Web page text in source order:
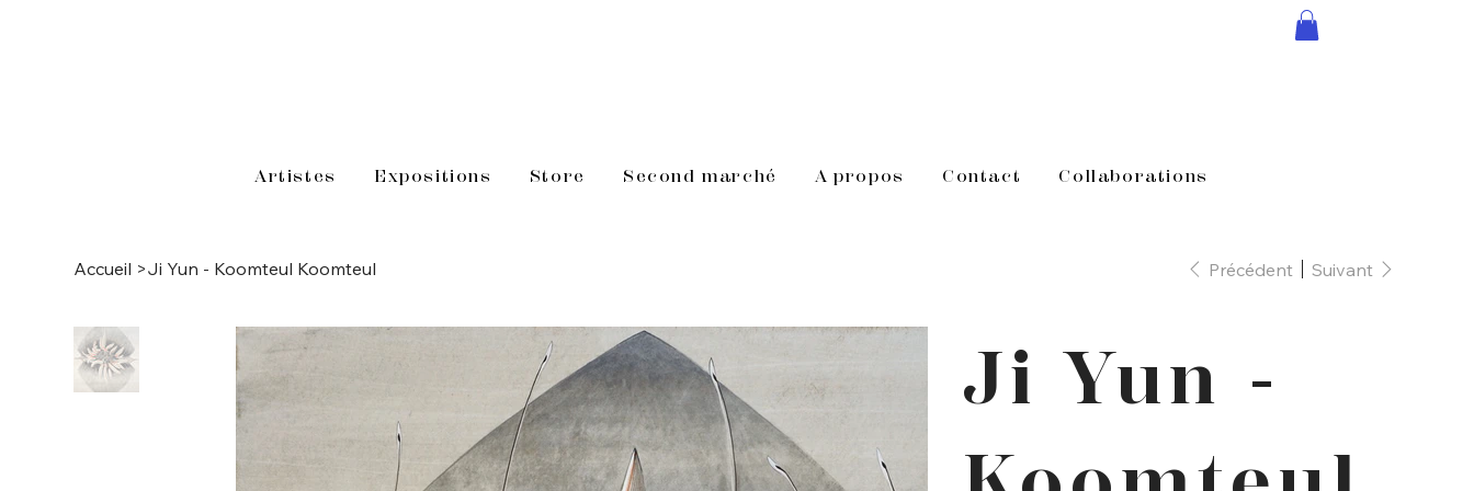
Artistes Expositions Store Second marché A propos Contact Collaborations
Accueil >Ji Yun - Koomteul Koomteul Précédent Suivant
Ji Yun -